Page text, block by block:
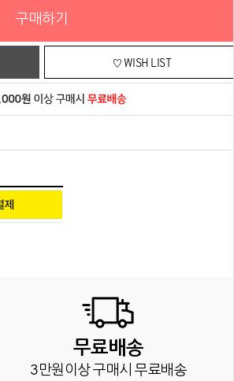
구매하기
♡ WISH LIST
무료배송
3만원이상 구매시 무료배송